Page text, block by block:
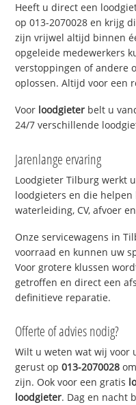
Heeft u direct een
op 013-2070028 en krijg
zijn vrijwel altijd binnen
opgeleide medewerkers
verstoppingen of andere
oplossen. Altijd voor een
Voor loodgieter belt u
24/7 verschillende
Jarenlange ervaring
Loodgieter Tilburg werkt
loodgieters en die
waterleiding, CV, afvoer
Onze servicewagens in
voorraad en kunnen uw
Voor grotere klussen
getroffen en direct een
definitieve reparatie.
Offerte of advies nodig?
Wilt u weten wat wij voor
gerust op013-2070028
zijn. Ook voor een gratis
loodgieter. Dag en nacht